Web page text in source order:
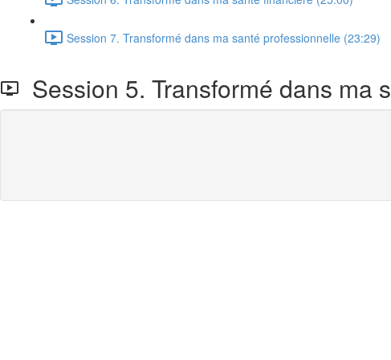
Session 7. Transformé dans ma santé professionnelle (23:29)
Session 5. Transformé dans ma